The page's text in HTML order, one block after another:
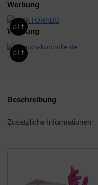
Werbung
alt
Werbung
alt
Beschreibung
Zusätzliche Informationen